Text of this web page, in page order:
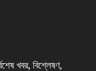
খবর, বিশ্লেষণ,